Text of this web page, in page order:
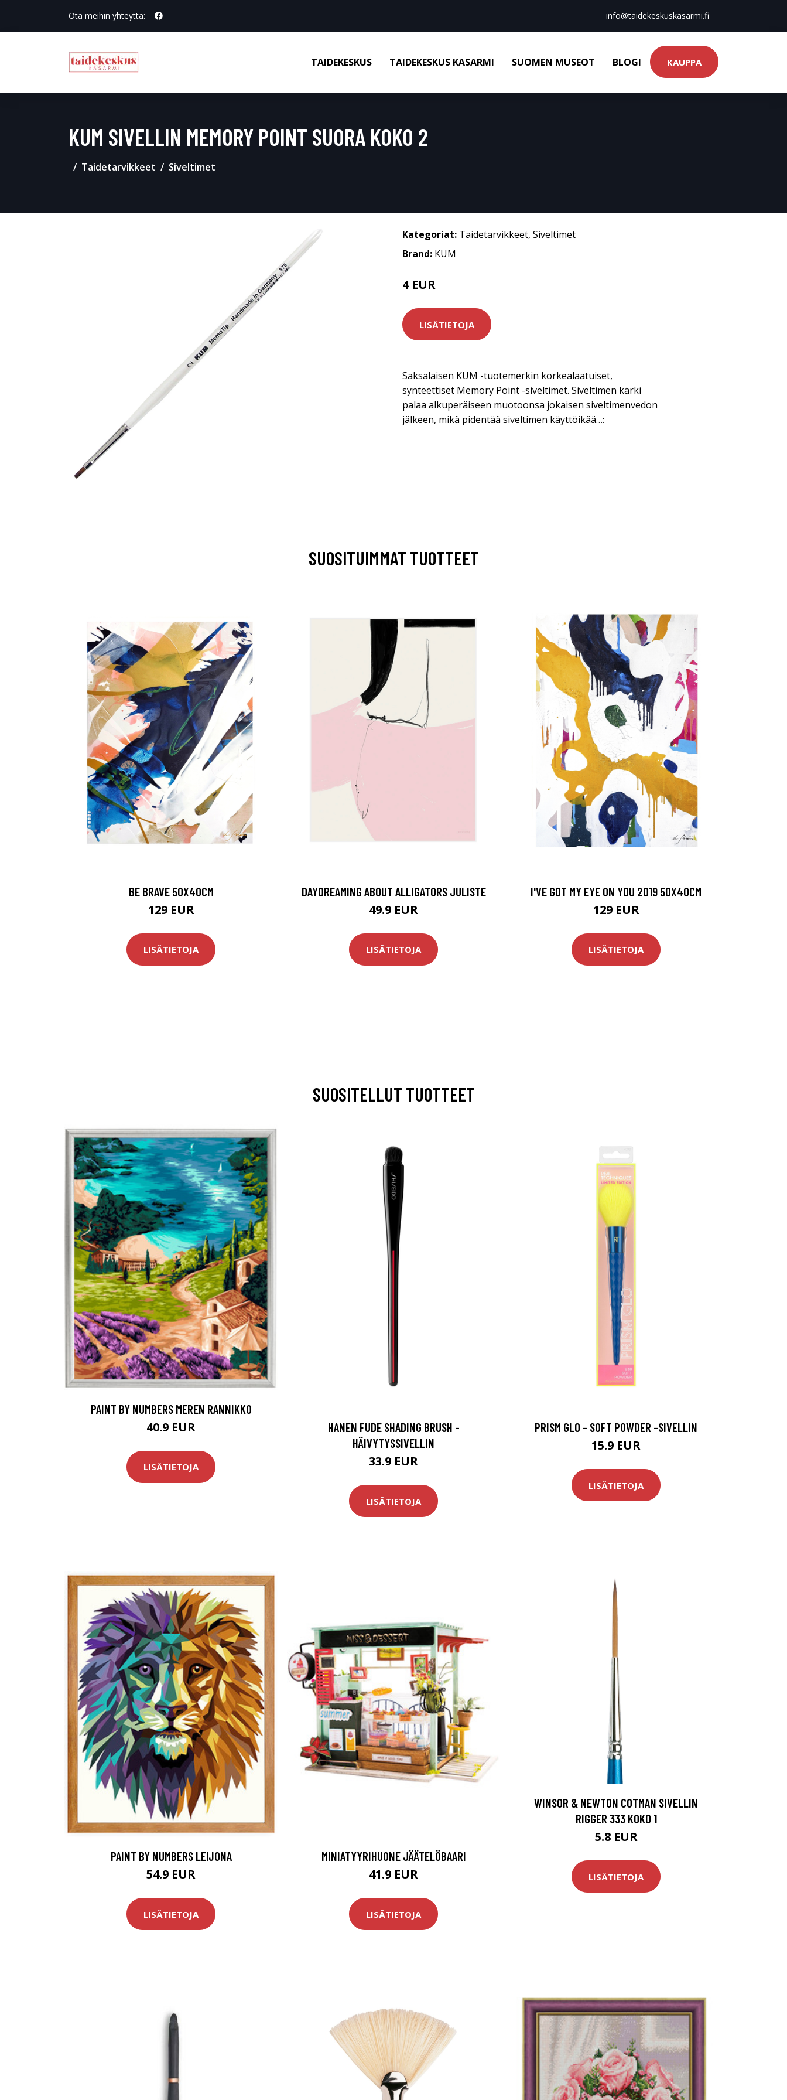
Ota meihin yhteyttä: info@taidekeskuskasarmi.fi
TAIDEKESKUS TAIDEKESKUS KASARMI SUOMEN MUSEOT BLOGI KAUPPA
KUM SIVELLIN MEMORY POINT SUORA KOKO 2
Taidetarvikkeet Siveltimet
Kategoriat: Taidetarvikkeet, Siveltimet
Brand: KUM
4 EUR
LISÄTIETOJA
Saksalaisen KUM -tuotemerkin korkealaatuiset,
synteettiset Memory Point -siveltimet. Siveltimen kärki
palaa alkuperäiseen muotoonsa jokaisen siveltimenvedon
jälkeen, mikä pidentää siveltimen käyttöikää…:
SUOSITUIMMAT TUOTTEET
BE BRAVE 50X40CM
129 EUR
LISÄTIETOJA
DAYDREAMING ABOUT ALLIGATORS JULISTE
49.9 EUR
LISÄTIETOJA
I'VE GOT MY EYE ON YOU 2019 50X40CM
129 EUR
LISÄTIETOJA
SUOSITELLUT TUOTTEET
PAINT BY NUMBERS MEREN RANNIKKO
40.9 EUR
LISÄTIETOJA
HANEN FUDE SHADING BRUSH -
HÄIVYTYSSIVELLIN
33.9 EUR
LISÄTIETOJA
PRISM GLO - SOFT POWDER -SIVELLIN
15.9 EUR
LISÄTIETOJA
PAINT BY NUMBERS LEIJONA
54.9 EUR
LISÄTIETOJA
MINIATYYRIHUONE JÄÄTELÖBAARI
41.9 EUR
LISÄTIETOJA
WINSOR & NEWTON COTMAN SIVELLIN
RIGGER 333 KOKO 1
5.8 EUR
LISÄTIETOJA